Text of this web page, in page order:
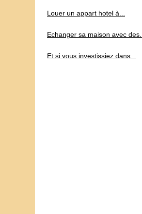
Louer un appart hotel à...
Echanger sa maison avec des...
Et si vous investissiez dans...